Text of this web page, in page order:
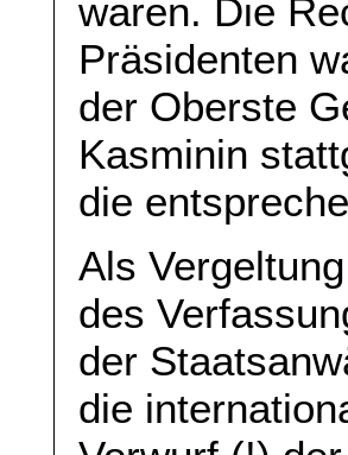
waren. Die
Präsidenten
der Oberste
Kasminin
die
Als
des
der
die